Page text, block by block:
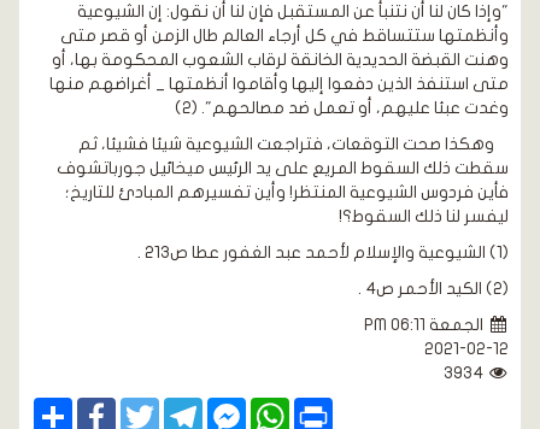
"وإذا كان لنا أن نتنبأ عن المستقبل فإن لنا أن نقول: إن الشيوعية
وأنظمتها ستتساقط في كل أرجاء العالم طال الزمن أو قصر متى
وهنت القبضة الحديدية الخانقة لرقاب الشعوب المحكومة بها، أو
متى استنفذ الذين دفعوا إليها وأقاموا أنظمتها _ أغراضهم منها
وغدت عبئا عليهم، أو تعمل ضد مصالحهم". (2)
وهكذا صحت التوقعات، فتراجعت الشيوعية شيئا فشيئا، ثم
سقطت ذلك السقوط المريع على يد الرئيس ميخائيل جورباتشوف
فأين فردوس الشيوعية المنتظر! وأين تفسيرهم المبادئ للتاريخ؛
ليفسر لنا ذلك السقوط؟!
(1) الشيوعية والإسلام لأحمد عبد الغفور عطا ص213 .
(2) الكيد الأحمر ص4 .
الجمعة PM 06:11
2021-02-12
Share
FacebookTwitterTelegramFacebookWhatsApp Print